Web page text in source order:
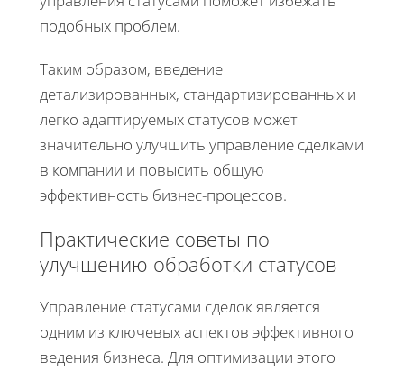
подобных проблем.
Таким образом, введение
детализированных, стандартизированных и
легко адаптируемых статусов может
значительно улучшить управление сделками
в компании и повысить общую
эффективность бизнес-процессов.
Практические советы по
улучшению обработки статусов
Управление статусами сделок является
одним из ключевых аспектов эффективного
ведения бизнеса. Для оптимизации этого